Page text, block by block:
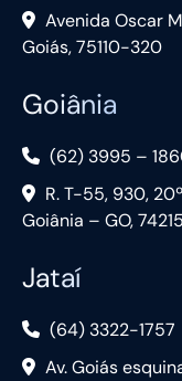
Avenida Oscar
Goiás, 75110-320
Goiânia
(62) 3995 –
R. T-55, 930,
Goiânia – GO,
Jataí
(64) 3322-1757
Av. Goiás